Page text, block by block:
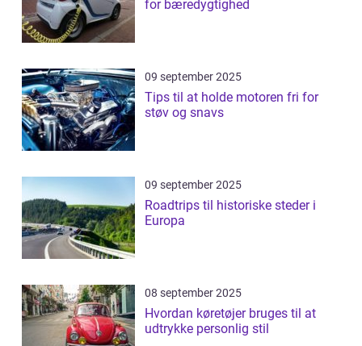
for bæredygtighed
09 september 2025
Tips til at holde motoren fri for
støv og snavs
09 september 2025
Roadtrips til historiske steder i
Europa
08 september 2025
Hvordan køretøjer bruges til at
udtrykke personlig stil